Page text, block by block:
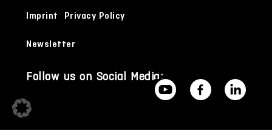
Imprint Privacy Policy
Newsletter
Follow us on Social Media: